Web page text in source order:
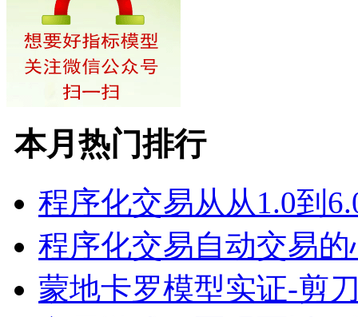
本月热门排行
程序化交易从从1.0到
程序化交易自动交易
蒙地卡罗模型实证-剪